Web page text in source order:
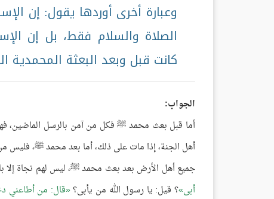
وعبارة أخرى أوردها يقول: إن
الصلاة والسلام فقط، بل إن
كانت قبل وبعد البعثة المحمدية
الجواب:
أما قبل بعث محمد ﷺ فكل من آمن بالرسل الماضين،
أهل الجنة، إذا مات على ذلك، أما بعد محمد ﷺ، فليس
جميع أهل الأرض بعد بعث محمد ﷺ، ليس لهم نجاة إلا
أبى ؟ قيل: يا رسول الله من يأبى؟ قال: من أطاعني